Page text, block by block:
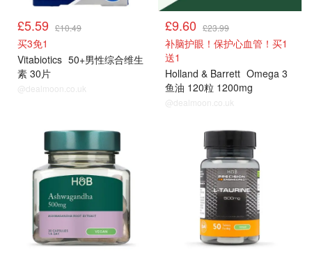
£5.59 £10.49
买3免1
Vitabiotics 50+男性综合维生
素 30片
@dealmoon.co.uk
£9.60 £23.99
补脑护眼！保护心血管！买1
送1
Holland & Barrett Omega 3
鱼油 120粒 1200mg
@dealmoon.co.uk
男士保健品